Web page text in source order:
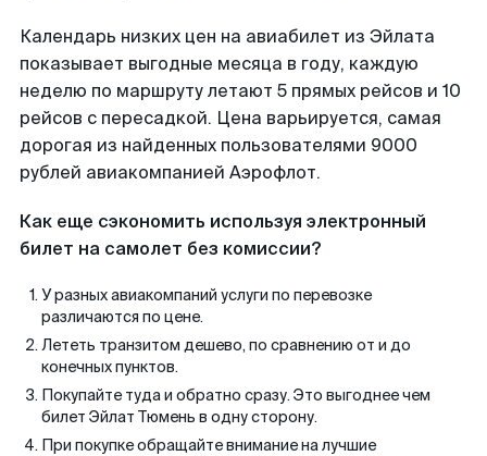
Календарь низких цен на авиабилет из Эйлата
показывает выгодные месяца в году, каждую
неделю по маршруту летают 5 прямых рейсов и 10
рейсов с пересадкой. Цена варьируется, самая
дорогая из найденных пользователями 9000
рублей авиакомпанией Аэрофлот.
Как еще сэкономить используя электронный
билет на самолет без комиссии?
У разных авиакомпаний услуги по перевозке
различаются по цене.
Лететь транзитом дешево, по сравнению от и до
конечных пунктов.
Покупайте туда и обратно сразу. Это выгоднее чем
билет Эйлат Тюмень в одну сторону.
При покупке обращайте внимание на лучшие